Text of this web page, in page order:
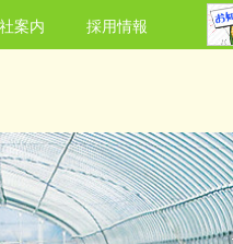
案内 採用情報